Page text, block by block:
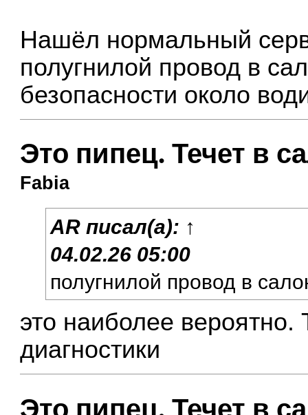
Нашёл нормальный
полугнилой провод в
безопасности около
Это пипец. Течет в
Fabia
AR писал(а): ↑
04.02.26 05:00
полугнилой провод в
это наиболее
диагностики